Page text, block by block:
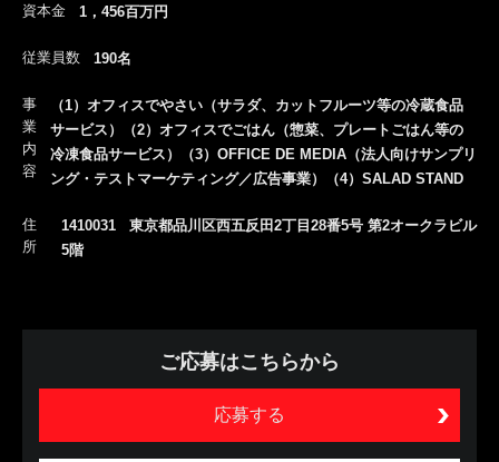
資本金 1，456百万円
従業員数 190名
事
業
内
容
（1）オフィスでやさい（サラダ、カットフルーツ等の冷蔵食品
サービス）（2）オフィスでごはん（惣菜、プレートごはん等の
冷凍食品サービス）（3）OFFICE DE MEDIA（法人向けサンプリ
ング・テストマーケティング／広告事業）（4）SALAD STAND
住
所
1410031 東京都品川区西五反田2丁目28番5号 第2オークラビル
5階
ご応募はこちらから
応募する